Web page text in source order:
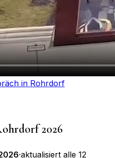
in Rohrdorf
2026
·aktualisiert alle 12